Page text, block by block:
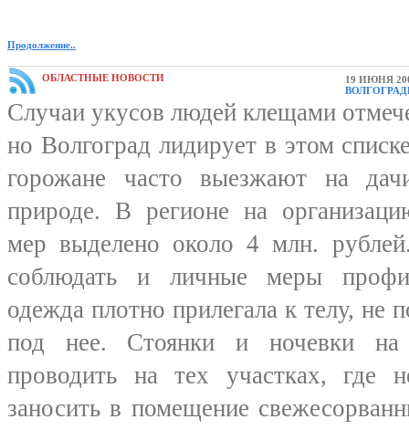
Продолжение..
ОБЛАСТНЫЕ НОВОСТИ
19 ИЮНЯ
Случаи укусов людей клещами
но Волгоград лидирует в этом
горожане часто выезжают на
природе. В регионе на
мер выделено около 4 млн.
соблюдать и личные меры
одежда плотно прилегала к телу, не
под нее. Стоянки и ночевки на
проводить на тех участках, где
заносить в помещение